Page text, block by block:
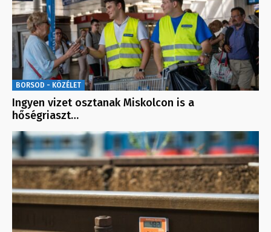
BORSOD - KÖZÉLET
Ingyen vizet osztanak Miskolcon is a
hőségriaszt…